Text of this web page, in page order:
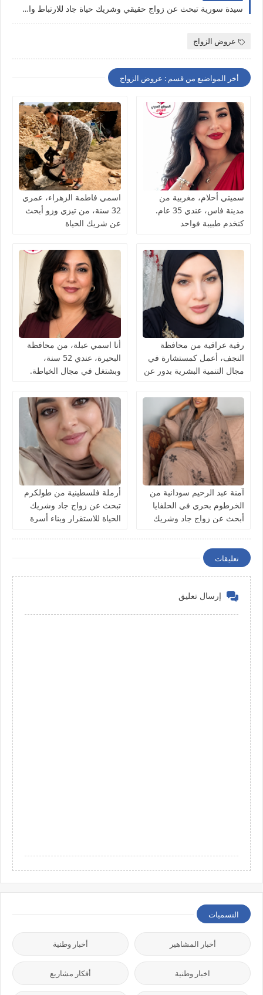
سيدة سورية تبحث عن زواج حقيقي وشريك حياة جاد للارتباط والاستقرار
عروض الزواج
أخر المواضيع من قسم : عروض الزواج
سميتي أحلام، مغربية من
مدينة فاس، عندي 35 عام.
كنخدم طبيبة فواحد
الحياة ناضج، جاد، وعارف
قيمة المرأة
اسمي فاطمة الزهراء، عمري
32 سنة، من تيزي وزو أبحث
عن شريك الحياة
رقية عراقية من محافظة
النجف، أعمل كمستشارة في
مجال التنمية البشرية بدور عن
أنا اسمي عبلة، من محافظة
البحيرة، عندي 52 سنة،
وبشتغل في مجال الخياطة.
آمنة عبد الرحيم سودانية من
الخرطوم بحري في الحلفايا
أبحث عن زواج جاد وشريك
أرملة فلسطينية من طولكرم
تبحث عن زواج جاد وشريك
الحياة للاستقرار وبناء أسرة
تعليقات
إرسال تعليق
التسميات
أخبار المشاهير أخبار وطنية
اخبار وطنية أفكار مشاريع